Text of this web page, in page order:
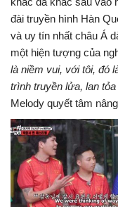
đài truyền hình Hàn
và uy tín nhất châu Á
một hiện tượng của
là niềm vui, với tôi, đó
trình truyền lửa, lan
Melody quyết tâm